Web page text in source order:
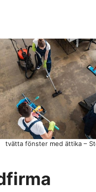
tvätta fönster med ättika –